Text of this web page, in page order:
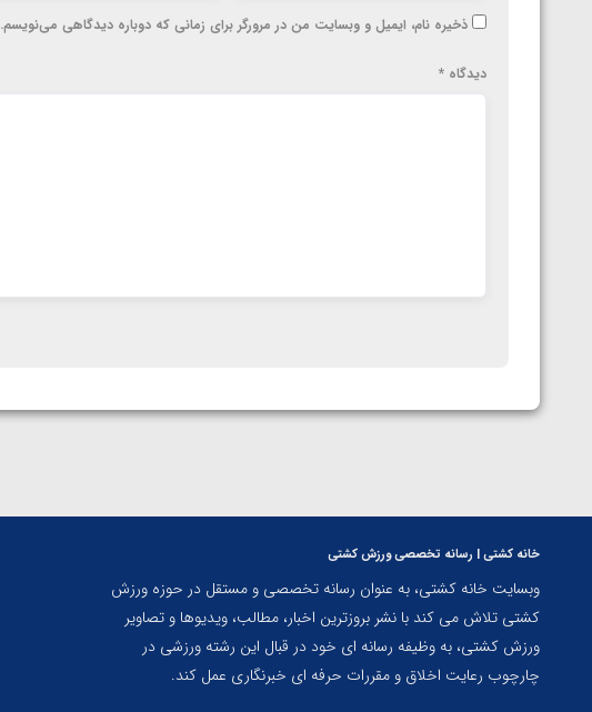
ذخیره نام، ایمیل و وبسایت من در مرورگر برای زمانی که دوباره دیدگاهی می‌نویسم.
دیدگاه *
خانه کشتی | رسانه تخصصی ورزش کشتی
وبسایت خانه کشتی، به عنوان رسانه تخصصی و مستقل در حوزه ورزش
کشتی تلاش می کند با نشر بروزترین اخبار، مطالب، ویدیوها و تصاویر
ورزش کشتی، به وظیفه رسانه ای خود در قبال این رشته ورزشی در
چارچوب رعایت اخلاق و مقررات حرفه ای خبرنگاری عمل کند.